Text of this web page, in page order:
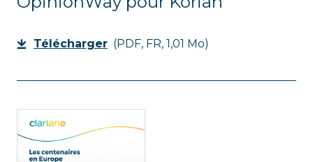
Télécharger (PDF, FR, 1,01 Mo)